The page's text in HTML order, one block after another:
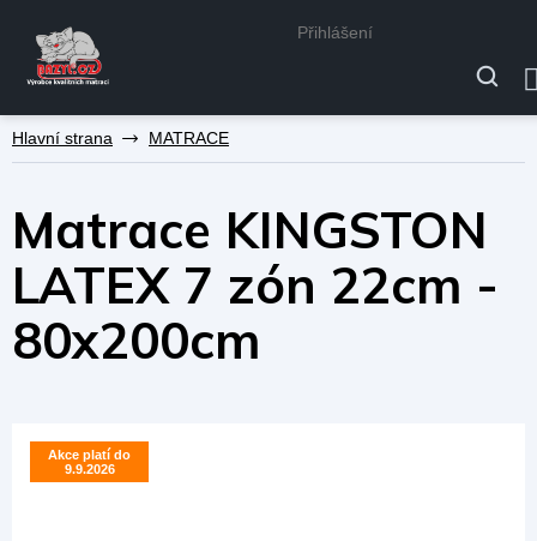
na
Přihlášení
MATRACE
Matrace KINGSTON
LATEX 7 zón 22cm -
80x200cm
Akce platí do
9.9.2026
Akce platí do
9.9.2026